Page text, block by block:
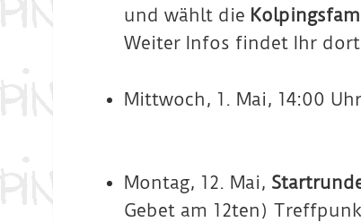
und wählt die
Weiter Infos findet Ihr
Mittwoch, 1. Mai, 14:00
Montag, 12. Mai,
Gebet am 12ten)